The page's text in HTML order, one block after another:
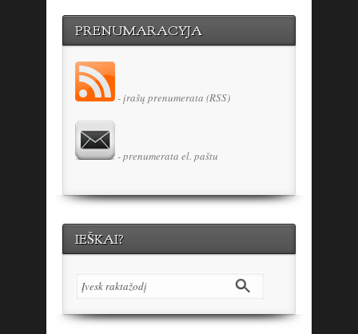
PRENUMARACYJA
- įrašų prenumerata (RSS)
- prenumerata el. paštu
IEŠKAI?